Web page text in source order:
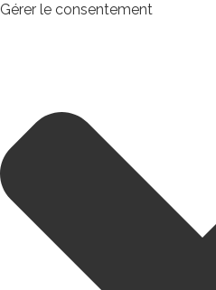
Gérer le consentement